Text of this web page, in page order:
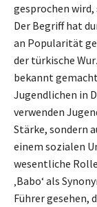
gesprochen wird,
Der Begriff hat
an Popularität
der türkische
bekannt
Jugendlichen in
verwenden
Stärke, sondern
einem sozialen
wesentliche
‚Babo‘ als
Führer gesehen,